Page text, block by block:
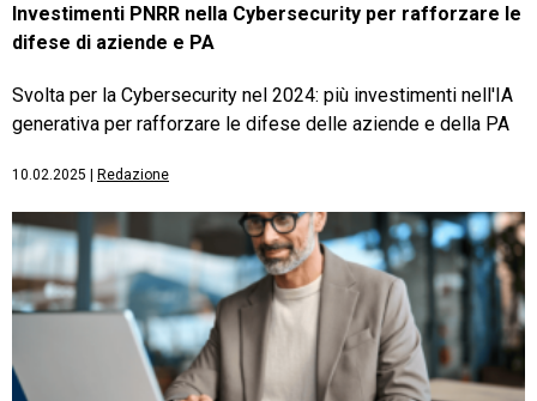
Investimenti PNRR nella Cybersecurity per rafforzare le
difese di aziende e PA
Svolta per la Cybersecurity nel 2024: più investimenti nell'IA
generativa per rafforzare le difese delle aziende e della PA
10.02.2025 | Redazione